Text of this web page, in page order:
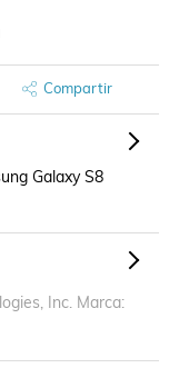
Compartir
Galaxy S8
Inc. Marca: